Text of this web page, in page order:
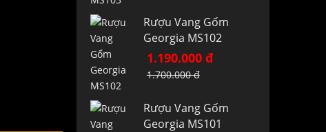
Rượu Vang Gốm
Georgia MS102
1.190.000 đ
1.700.000 đ
Rượu Vang Gốm
Georgia MS101